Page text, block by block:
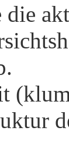
die